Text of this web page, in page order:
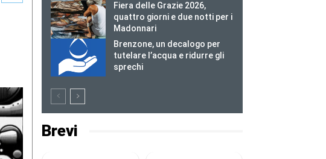
Fiera delle Grazie 2026,
quattro giorni e due notti per i
Madonnari
Brenzone, un decalogo per
tutelare l’acqua e ridurre gli
sprechi
Brevi